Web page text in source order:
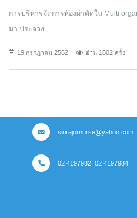
การบริหารจัดการห้องผ่าตัดใน Multi
มา ประจวง
19 กรกฎาคม 2562 อ่าน 1602 ครั้ง
sirirajornurse@yahoo.com
02 4197982, 02 4197984